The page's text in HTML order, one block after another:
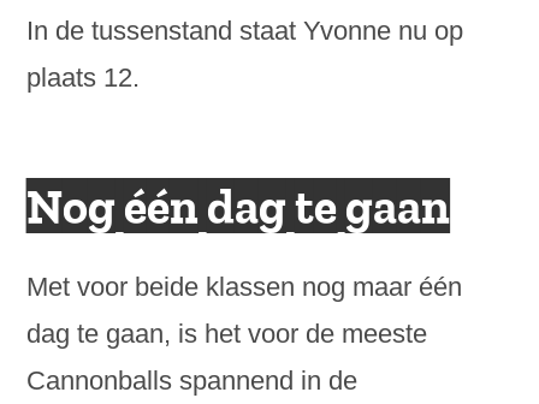
In de tussenstand staat Yvonne nu op
plaats 12.
Nog één dag te gaan
Met voor beide klassen nog maar één
dag te gaan, is het voor de meeste
Cannonballs spannend in de